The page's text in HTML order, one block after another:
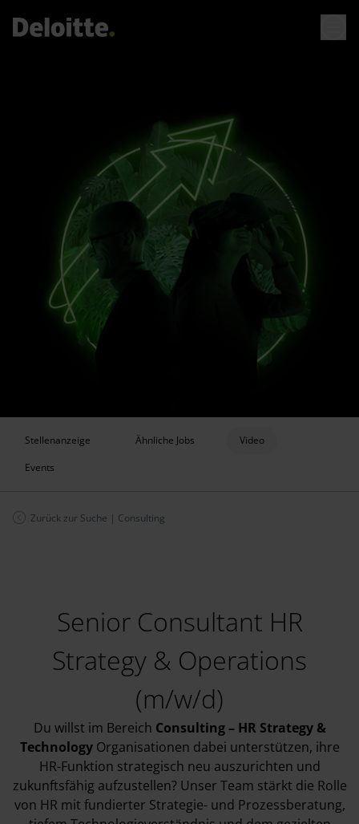
Stellenanzeige Ähnliche Jobs
Video
Events
Zurück zur Suche | Consulting
Senior Consultant HR
Strategy & Operations
(m/w/d)
Du willst im Bereich Consulting – HR Strategy &
Technology Organisationen dabei unterstützen, ihre
HR-Funktion strategisch neu auszurichten und
zukunftsfähig aufzustellen? Unser Team stärkt die Rolle
von HR mit fundierter Strategie- und Prozessberatung,